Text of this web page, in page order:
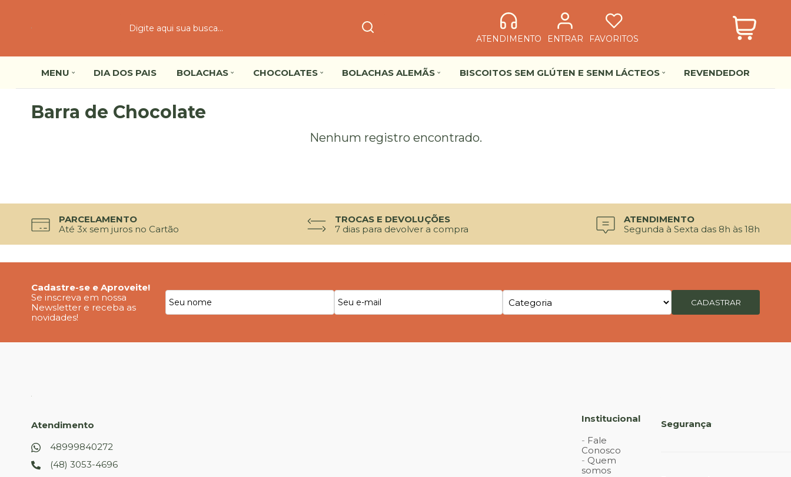
ATENDIMENTO ENTRAR FAVORITOS
MENU DIA DOS PAIS BOLACHAS CHOCOLATES BOLACHAS ALEMÃS BISCOITOS SEM GLÚTEN E SENM LÁCTEOS REVENDEDOR
Barra de Chocolate
Nenhum registro encontrado.
PARCELAMENTO
Até 3x sem juros no Cartão
TROCAS E DEVOLUÇÕES
7 dias para devolver a compra
ATENDIMENTO
Segunda à Sexta das 8h às 18h
Cadastre-se e Aproveite!
Se inscreva em nossa
Newsletter e receba as
novidades!
CADASTRAR
Atendimento
48999840272
(48) 3053-4696
Institucional
Fale
Conosco
Quem
somos
Segurança